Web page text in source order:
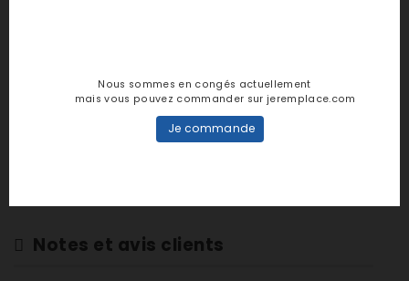
SUR COMMANDE (De 48h à 7 jours)
Notes et avis clients
Nous sommes en congés actuellement
mais vous pouvez commander sur jeremplace.com
Je commande